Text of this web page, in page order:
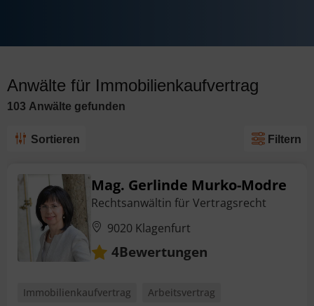
Anwälte für Immobilienkaufvertrag
103 Anwälte gefunden
Sortieren Filtern
Mag. Gerlinde Murko-Modre
Rechtsanwältin für Vertragsrecht
9020 Klagenfurt
4Bewertungen
Immobilienkaufvertrag
Arbeitsvertrag